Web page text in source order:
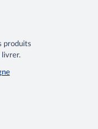
produits
livrer.